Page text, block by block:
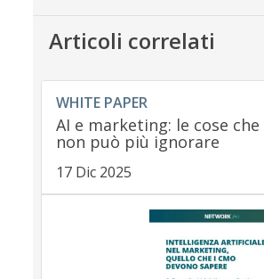
Articoli correlati
WHITE PAPER
AI e marketing: le cose
non può più ignorare
17 Dic 2025